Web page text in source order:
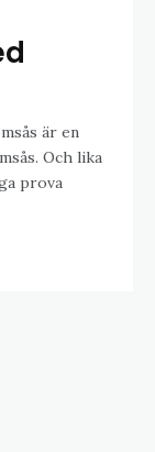
är en
Och lika
prova